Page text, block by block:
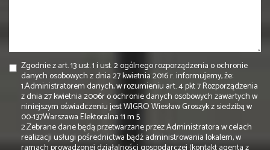
Zgodnie z art. 13 ust. 1 i ust. 2 ogólnego rozporządzenia o ochronie
danych osobowych z dnia 27 kwietnia 2016 r. informujemy, że:
1.Administratorem danych, w rozumieniu art. 4 pkt 7 Rozporządzenia
z dnia 27 kwietnia 2006r o ochronie danych osobowych zawartych w
niniejszym oświadczeniu jest WIGRO Wiesław Groszyk z siedzibą w
00-137Warszawa Elektoralna 11 m 5.
2.Zebrane dane będą przetwarzane przez Administratora w celach
realizacji usługi pośrednictwa bądź administrowania lokalem, w